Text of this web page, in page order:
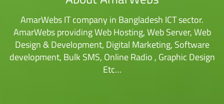
AmarWebs IT company in Bangladesh ICT sector.
AmarWebs providing Web Hosting, Web Server, Web
Design & Development, Digital Marketing, Software
development, Bulk SMS, Online Radio , Graphic Design
Etc…